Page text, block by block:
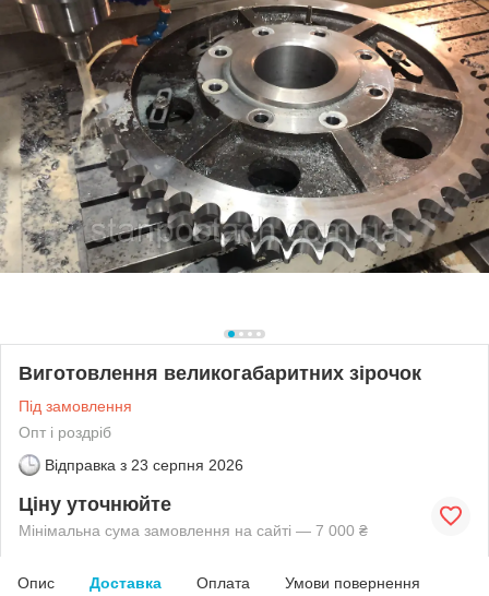
Виготовлення великогабаритних зірочок
Під замовлення
Опт і роздріб
Відправка з 23 серпня 2026
Ціну уточнюйте
Мінімальна сума замовлення на сайті — 7 000 ₴
Опис Доставка Оплата Умови повернення